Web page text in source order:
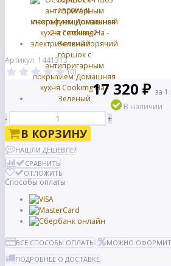
Артикул: 1441313
(0)
17 320 ₽ за
В наличии
-
+
В КОРЗИНУ
НАШЛИ ДЕШЕВЛЕ?
СРАВНИТЬ
ОТЛОЖИТЬ
Способы оплаты
ВСЕ СПОСОБЫ ОПЛАТЫ
МОЖНО
ПОДРОБНЕЕ О ДОСТАВКЕ